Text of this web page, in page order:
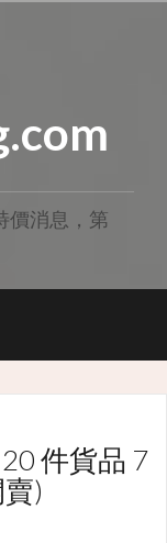
價消息，第
件貨品 7
)